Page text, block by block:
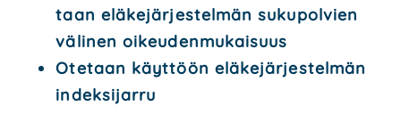
taan elä­ke­jär­jes­tel­män suku­pol­vien
väli­nen oikeu­den­mu­kai­suus
Ote­taan käyt­töön elä­ke­jär­jes­tel­män
indek­si­jar­ru